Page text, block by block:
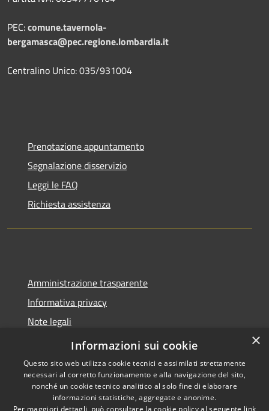
PEC:comune.tavernola-
bergamasca@pec.regione.lombardia.it
Centralino Unico: 035/931004
Prenotazione appuntamento
Segnalazione disservizio
Leggi le FAQ
Richiesta assistenza
Amministrazione trasparente
Informativa privacy
Note legali
Dichiarazione di accessibilità
Copyright © 2026 • Comune di
×
Informazioni sui cookie
Questo sito web utilizza cookie tecnici e assimilati strettamente
necessari al corretto funzionamento e alla navigazione del sito,
nonché un cookie tecnico analitico al solo fine di elaborare
informazioni statistiche, aggregate e anonime.
Per maggiori dettagli, può consultare la cookie policy al seguente link